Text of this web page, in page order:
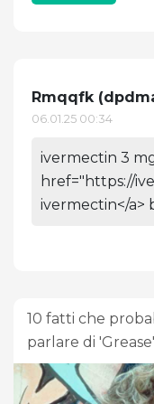
Rmqqfk (
06.01.25 00:34
ivermectin 3
href="https://
ivermectin</a>
10 fatti che
parlare di 'Grease'